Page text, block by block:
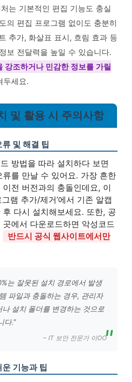
는 기본적인 편집 기능도 충실
의 편집 프로그램 없이도 충분히
추가, 화살표 표시, 흐림 효과 등
보 전달력을 높일 수 있습니다.
강조하거나 민감한 정보를 가릴
두세요.
및 활용 시 주의사항
및 해결 팁
방법을 따라 설치하다 보면
를 만날 수 있어요. 가장 흔한
전 버전과의 충돌인데요, 이
램 추가/제거’에서 기존 알캡
다시 설치해보세요. 또한, 공
에서 다운로드하면 악성코드
반드시 공식 웹사이트에서만
는 잘못된 설치 경로에서 발생
파일과 충돌하는 경우, 관리자
나 설치 폴더를 변경하는 것으로
다.”
– IT 보안 전문가 이OO
기능과 팁